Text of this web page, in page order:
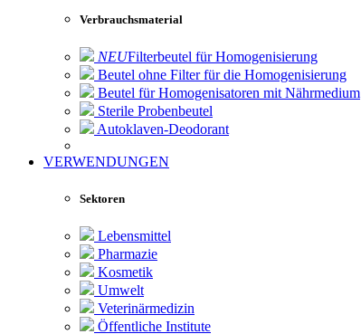
Verbrauchsmaterial
NEUFilterbeutel für Homogenisierung
Beutel ohne Filter für die Homogenisierung
Beutel für Homogenisatoren mit Nährmedium
Sterile Probenbeutel
Autoklaven-Deodorant
VERWENDUNGEN
Sektoren
Lebensmittel
Pharmazie
Kosmetik
Umwelt
Veterinärmedizin
Öffentliche Institute